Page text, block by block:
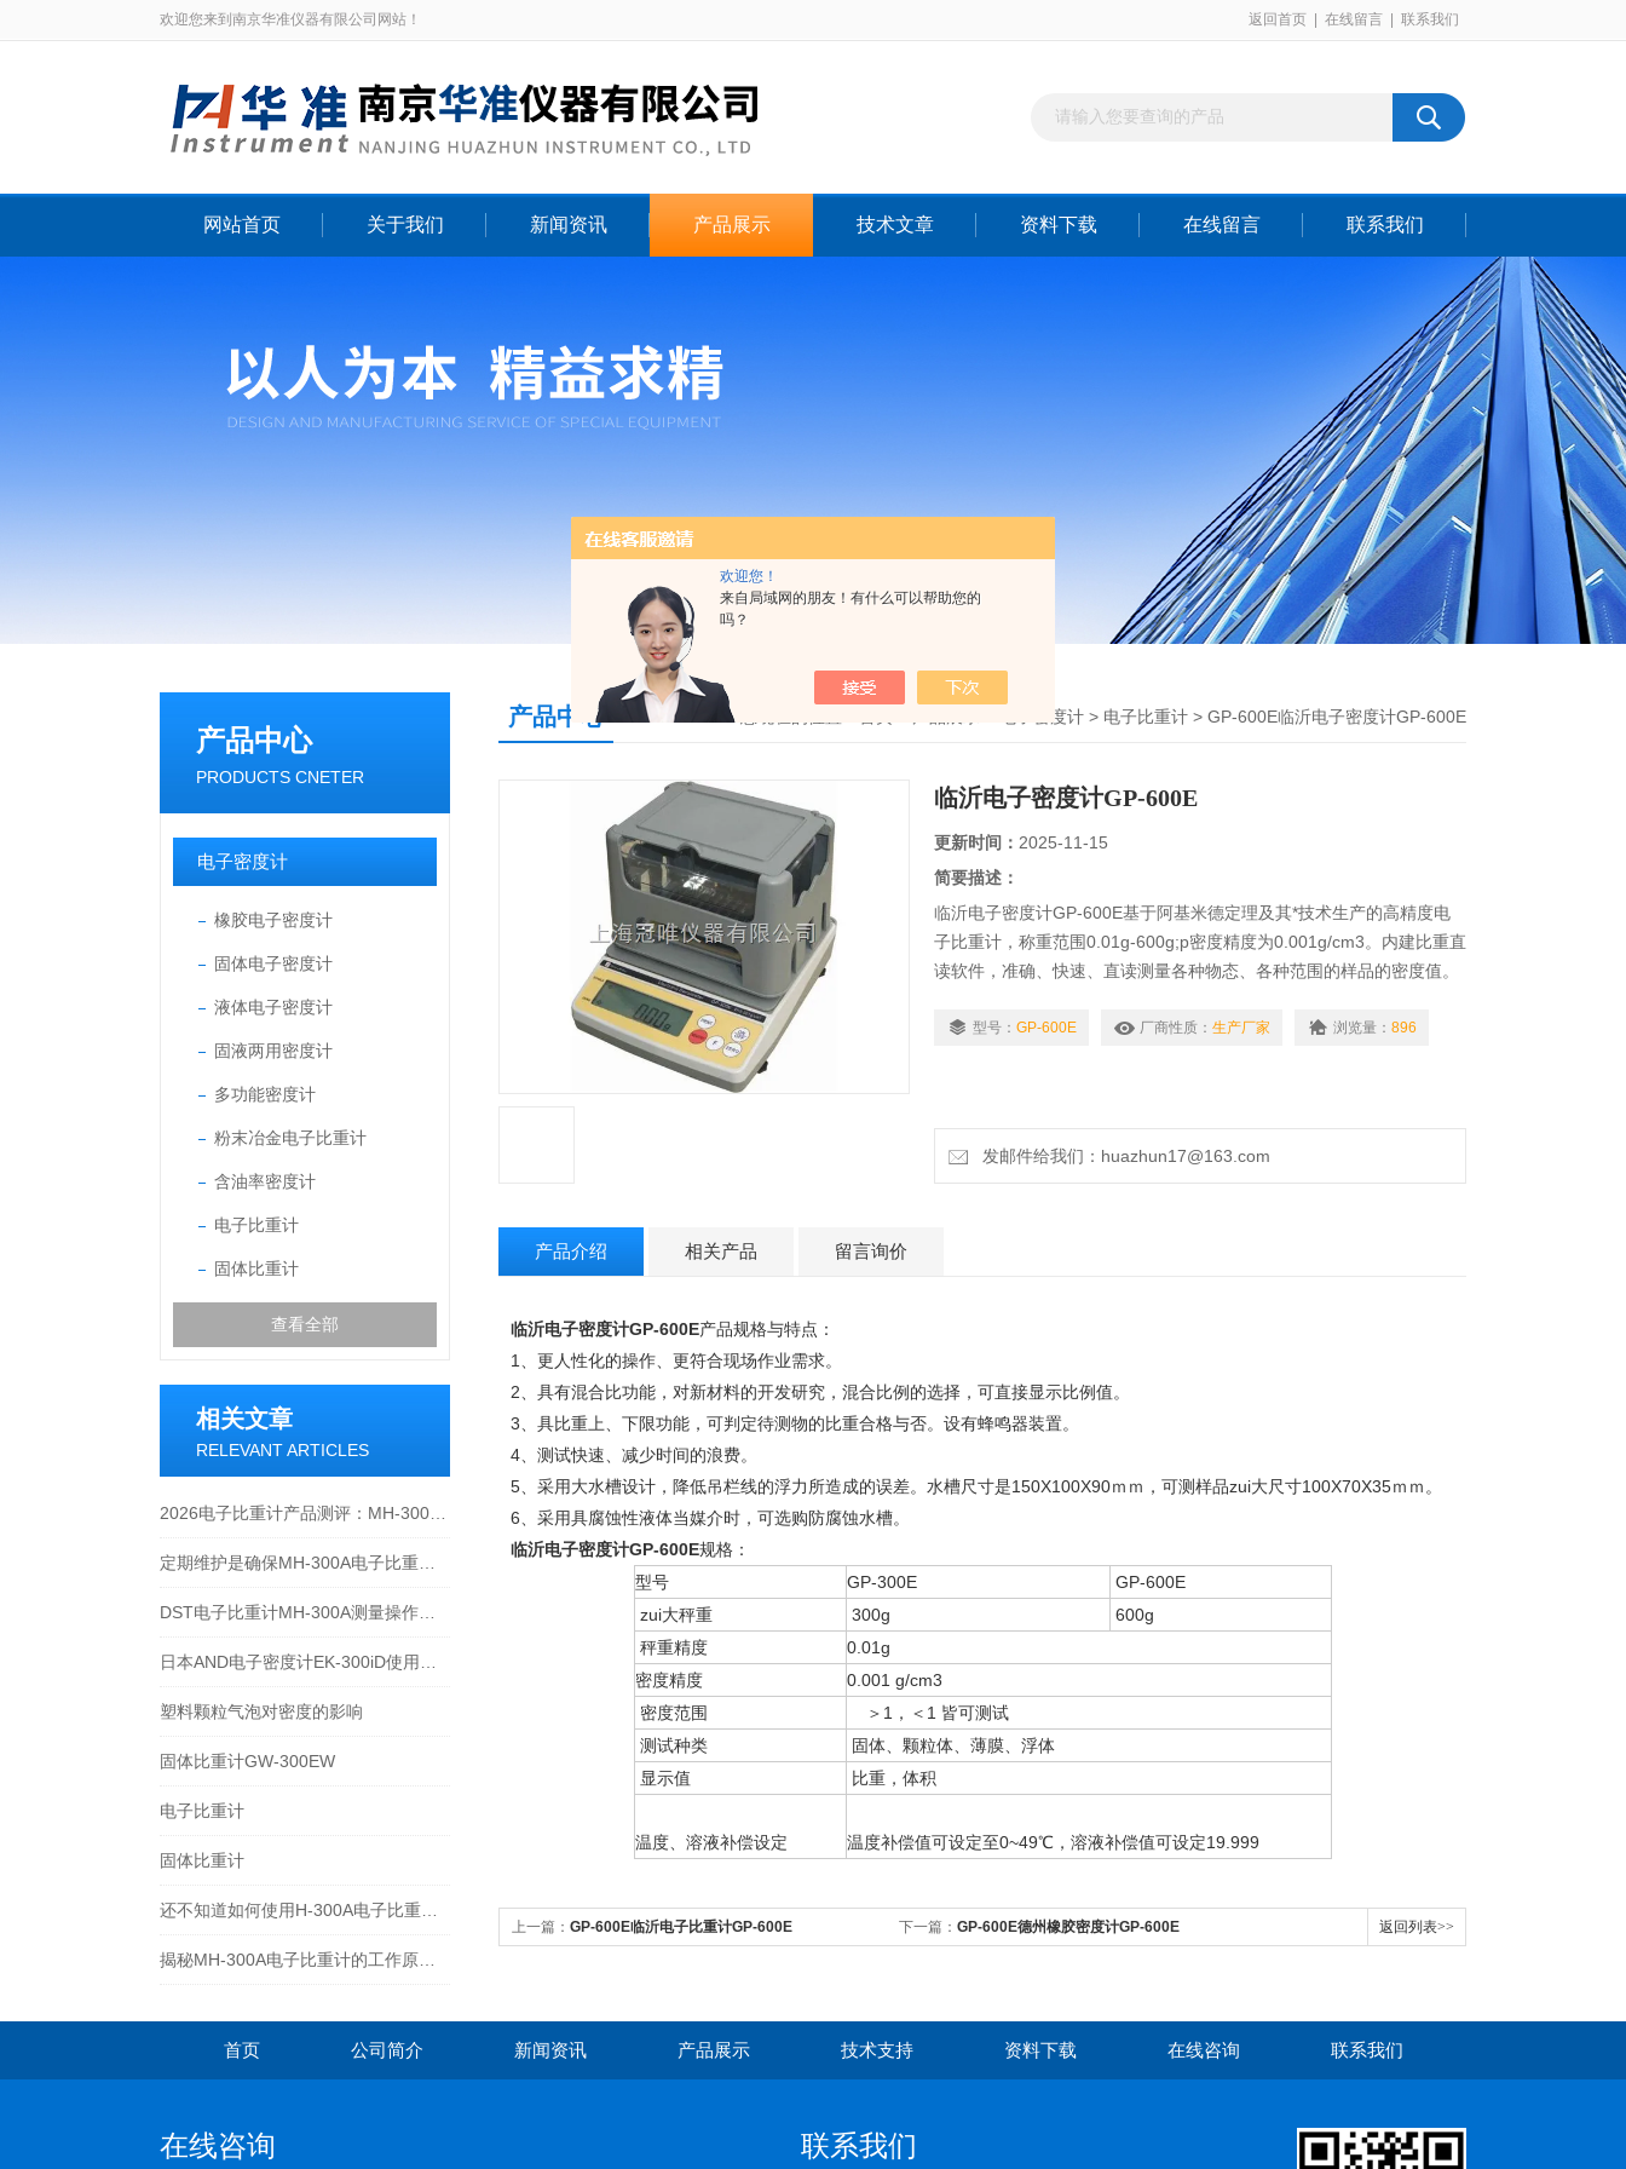
欢迎您！
来自局域网的朋友！有什么可以帮助您的
吗？
欢迎您来到南京华准仪器有限公司网站！ 返回首页 在线留言 联系我们
网站首页 关于我们 新闻资讯 产品展示 技术文章 资料下载 在线留言 联系我们
产品中心
PRODUCTS CNETER
电子密度计
橡胶电子密度计
固体电子密度计
液体电子密度计
固液两用密度计
多功能密度计
粉末冶金电子比重计
含油率密度计
电子比重计
固体比重计
查看全部
相关文章
RELEVANT ARTICLES
塑料颗粒气泡对密度的影响
固体比重计GW-300EW
电子比重计
固体比重计
产品中心 电子密度计 > 电子比重计 > GP-600E临沂电子密度计GP-600E
临沂电子密度计GP-600E
更新时间： 2025-11-15
简要描述：
临沂电子密度计GP-600E基于阿基米德定理及其*技术生产的高精度电
子比重计，称重范围0.01g-600g;p密度精度为0.001g/cm3。内建比重直
读软件，准确、快速、直读测量各种物态、各种范围的样品的密度值。
合金、复合材料...等
型号： GP-600E 厂商性质： 生产厂家 浏览量： 896
发邮件给我们：huazhun17@163.com
产品介绍 相关产品 留言询价
临沂电子密度计GP-600E产品规格与特点：
1、更人性化的操作、更符合现场作业需求。
2、具有混合比功能，对新材料的开发研究，混合比例的选择，可直接显示比例值。
3、具比重上、下限功能，可判定待测物的比重合格与否。设有蜂鸣器装置。
4、测试快速、减少时间的浪费。
5、采用大水槽设计，降低吊栏线的浮力所造成的误差。水槽尺寸是150X100X90ｍｍ，可测样品zui大尺寸100X70X35ｍｍ。
6、采用具腐蚀性液体当媒介时，可选购防腐蚀水槽。
临沂电子密度计GP-600E规格：
型号
GP-300E
GP-600E
zui大秤重
300g
600g
秤重精度
0.01g
密度精度
0.001 g/cm3
密度范围
＞1，＜1 皆可测试
测试种类
固体、颗粒体、薄膜、浮体
显示值
比重，体积
温度、溶液补偿设定 温度补偿值可设定至0~49℃，溶液补偿值可设定19.999
上一篇： GP-600E临沂电子比重计GP-600E 下一篇： GP-600E德州橡胶密度计GP-600E 返回列表>>
首页 公司简介 新闻资讯 产品展示 技术支持 资料下载 在线咨询 联系我们
在线咨询 联系我们